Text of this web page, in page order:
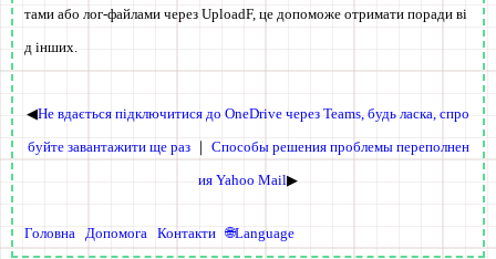
тами або лог-файлами через UploadF, це допоможе отримати поради ві
д інших.
◀Не вдається підключитися до OneDrive через Teams, будь ласка, спро
буйте завантажити ще раз｜ Способы решения проблемы переполнен
ия Yahoo Mail▶
Головна Допомога Контакти 🌐Language